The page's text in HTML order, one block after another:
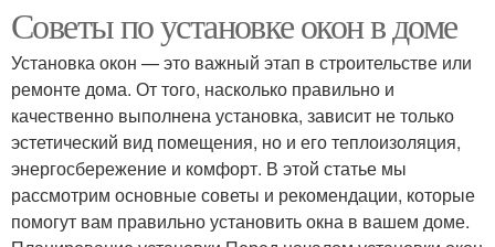
Окна в теплое время Пластиковые окна
Окна для замены Окна по сравнению
Советы по установке окон в доме
Установка окон — это важный этап в строительстве или
ремонте дома. От того, насколько правильно и
качественно выполнена установка, зависит не только
эстетический вид помещения, но и его теплоизоляция,
энергосбережение и комфорт. В этой статье мы
рассмотрим основные советы и рекомендации, которые
помогут вам правильно установить окна в вашем доме.